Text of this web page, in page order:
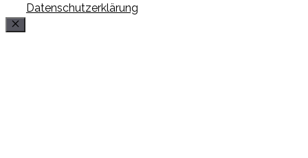
Datenschutzerklärung
Schließen